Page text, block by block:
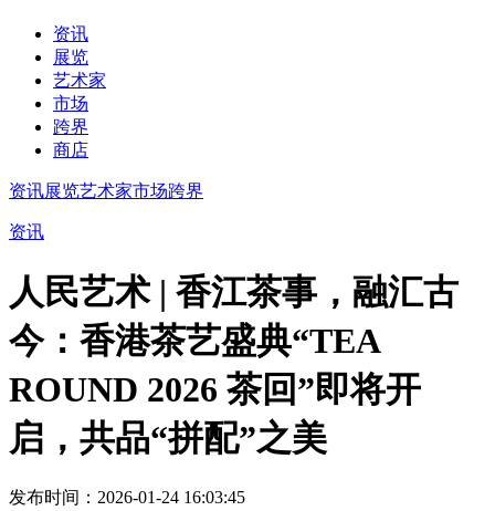
资讯
展览
艺术家
市场
跨界
商店
资讯展览艺术家市场跨界
资讯
人民艺术 | 香江茶事，融汇古
今：香港茶艺盛典“TEA
ROUND 2026 茶回”即将开
启，共品“拼配”之美
发布时间：2026-01-24 16:03:45